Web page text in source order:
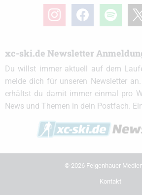
instagramfacebook spotify
xc-ski.de Newsletter
Du willst immer aktuell auf dem
melde dich für unseren Newsletter
erhältst du damit immer einmal pro
News und Themen in dein Postfach.
© 2026 Felgenhauer
Kontakt